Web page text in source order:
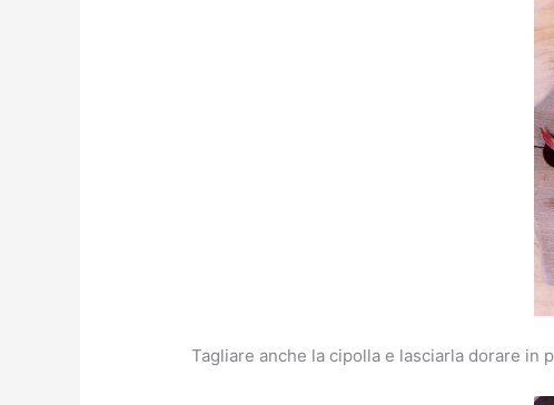
Tagliare anche la cipolla e lasciarla dorare in